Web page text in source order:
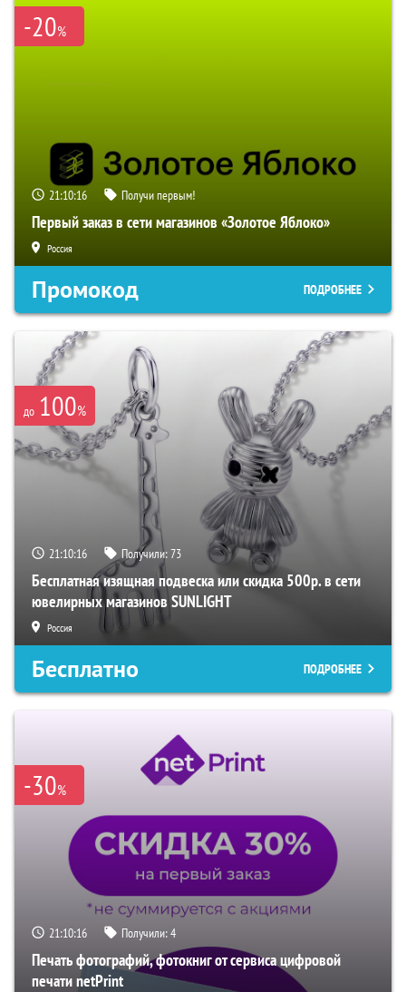
-20%
21:10:15 Получи первым!
Первый заказ в сети магазинов «Золотое Яблоко»
Россия
Промокод ПОДРОБНЕЕ
до 100%
21:10:15 Получили:73
Бесплатная изящная подвеска или скидка 500р. в сети
ювелирных магазинов SUNLIGHT
Россия
Бесплатно ПОДРОБНЕЕ
-30%
21:10:15 Получили:4
Печать фотографий, фотокниг от сервиса цифровой
печати netPrint